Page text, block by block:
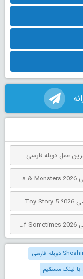
دانلود انیمیشن سیرک دیجیتال شگفت انگیز: آخرین عمل دوبله فارسی The Amazing Digital Circus: The Last Act 2026
دانلود انیمیشن مینیون‌ ها و هیولاها دوبله فارسی Minions & Monsters 2026
دانلود انیمیشن سرزمین گاهی اوقات دوبله فارسی The Land of Sometimes 2026
با لینک مستقیم